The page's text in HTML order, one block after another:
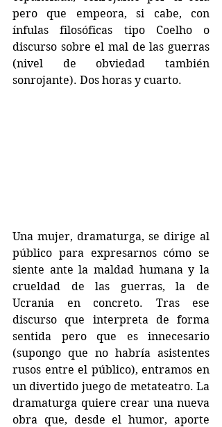
pero que empeora, si cabe, con
ínfulas filosóficas tipo Coelho o
discurso sobre el mal de las guerras
(nivel de obviedad también
sonrojante). Dos horas y cuarto.
Una mujer, dramaturga, se dirige al
público para expresarnos cómo se
siente ante la maldad humana y la
crueldad de las guerras, la de
Ucrania en concreto. Tras ese
discurso que interpreta de forma
sentida pero que es innecesario
(supongo que no habría asistentes
rusos entre el público), entramos en
un divertido juego de metateatro. La
dramaturga quiere crear una nueva
obra que, desde el humor, aporte